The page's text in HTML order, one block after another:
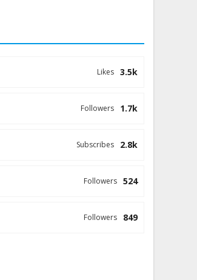
3.5k
Likes
1.7k
Followers
2.8k
Subscribes
524
Followers
849
Followers